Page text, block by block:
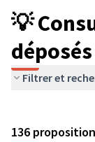
💡
déposés
Filtrer et
136